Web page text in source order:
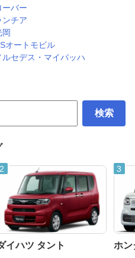
ーバー
ンチア
岡
オートモビル
ルセデス・マイバッハ
検索
イハツ タント ホン